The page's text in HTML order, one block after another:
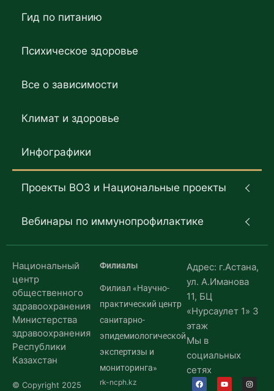
Гид по питанию
Психическое здоровье
Все о зависимости
Климат и здоровье
Инфографики
Проекты ВОЗ и Национальные проекты
Вебинары по иммунопрофилактике
Национальный
центр
общественного
здравоохранения
Министерства
здравоохранения
Республики
Казахстан
© Copyright 2025
Филиалы
Филиал «Научно-
практический центр
санитарно-
эпидемиологической
экспертизы и
мониторинга»
rk-ncph.kz
Адрес: г.Астана,
ул. А.Иманова
11, БЦ
«Нурсаулет 1» 3
этаж
Мы в
социальных
сетях